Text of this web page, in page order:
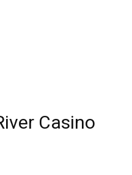
Casino